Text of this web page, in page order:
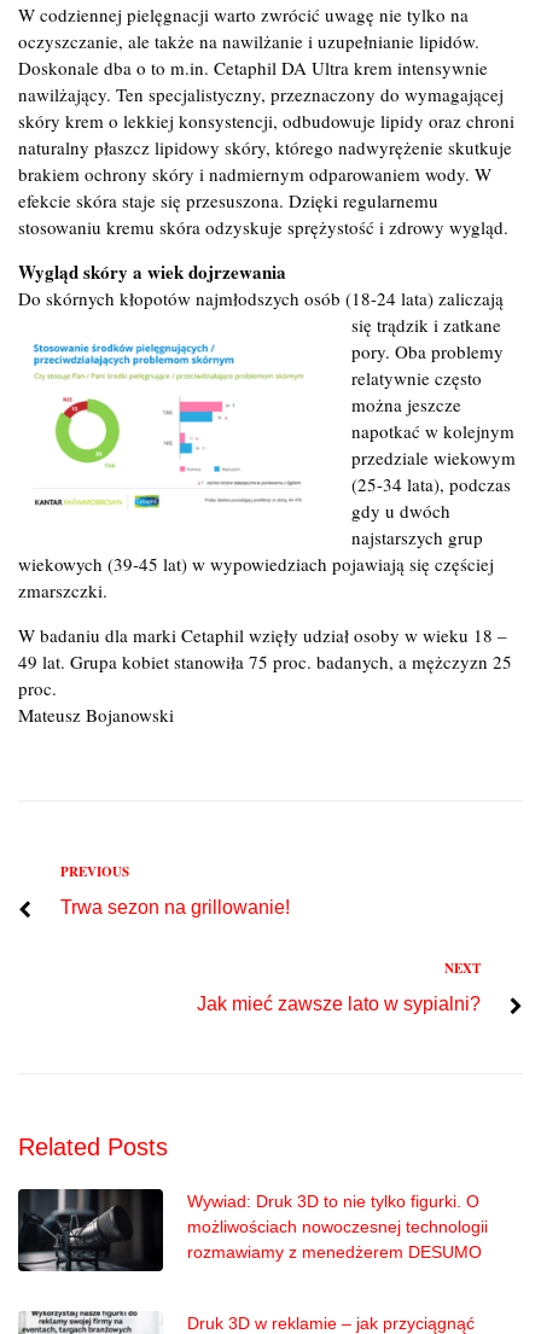
W codziennej pielęgnacji warto zwrócić uwagę nie tylko na
oczyszczanie, ale także na nawilżanie i uzupełnianie lipidów.
Doskonale dba o to m.in. Cetaphil DA Ultra krem intensywnie
nawilżający. Ten specjalistyczny, przeznaczony do wymagającej
skóry krem o lekkiej konsystencji, odbudowuje lipidy oraz chroni
naturalny płaszcz lipidowy skóry, którego nadwyrężenie skutkuje
brakiem ochrony skóry i nadmiernym odparowaniem wody. W
efekcie skóra staje się przesuszona. Dzięki regularnemu
stosowaniu kremu skóra odzyskuje sprężystość i zdrowy wygląd.
Wygląd skóry a wiek dojrzewania
Do skórnych kłopotów najmłodszych osób (18-24 lata) zaliczają
się trądzik i zatkane
pory. Oba problemy
relatywnie często
można jeszcze
napotkać w kolejnym
przedziale wiekowym
(25-34 lata), podczas
gdy u dwóch
najstarszych grup
wiekowych (39-45 lat) w wypowiedziach pojawiają się częściej
zmarszczki.
W badaniu dla marki Cetaphil wzięły udział osoby w wieku 18 –
49 lat. Grupa kobiet stanowiła 75 proc. badanych, a mężczyzn 25
proc.
Mateusz Bojanowski
Nawigacja
wpisu
Previous
PREVIOUS
Trwa sezon na grillowanie!
NEXT
Jak mieć zawsze lato w sypialni?
Related Posts
Wywiad: Druk 3D to nie tylko figurki. O
możliwościach nowoczesnej technologii
rozmawiamy z menedżerem DESUMO
Druk 3D w reklamie – jak przyciągnąć